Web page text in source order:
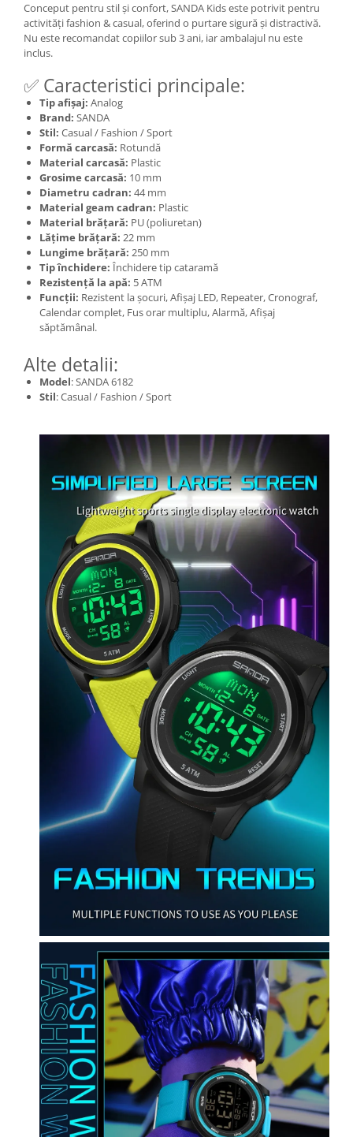
Conceput pentru stil și confort, SANDA Kids este potrivit pentru
activități fashion & casual, oferind o purtare sigură și distractivă.
Nu este recomandat copiilor sub 3 ani, iar ambalajul nu este
inclus.
✅ Caracteristici principale:
Tip afișaj: Analog
Brand: SANDA
Stil: Casual / Fashion / Sport
Formă carcasă: Rotundă
Material carcasă: Plastic
Grosime carcasă: 10 mm
Diametru cadran: 44 mm
Material geam cadran: Plastic
Material brățară: PU (poliuretan)
Lățime brățară: 22 mm
Lungime brățară: 250 mm
Tip închidere: Închidere tip cataramă
Rezistență la apă: 5 ATM
Funcții: Rezistent la șocuri, Afișaj LED, Repeater, Cronograf,
Calendar complet, Fus orar multiplu, Alarmă, Afișaj
săptămânal.
Alte detalii:
Model: SANDA 6182
Stil: Casual / Fashion / Sport